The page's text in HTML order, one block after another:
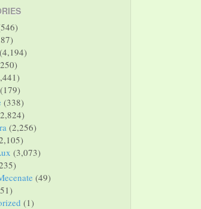
(4,194)
(179)
(338)
(2,256)
(3,073)
(49)
(1)